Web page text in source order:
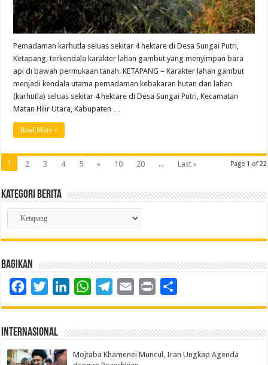
Pemadaman karhutla seluas sekitar 4 hektare di Desa Sungai Putri,
Ketapang, terkendala karakter lahan gambut yang menyimpan bara
api di bawah permukaan tanah. KETAPANG – Karakter lahan gambut
menjadi kendala utama pemadaman kebakaran hutan dan lahan
(karhutla) seluas sekitar 4 hektare di Desa Sungai Putri, Kecamatan
Matan Hilir Utara, Kabupaten …
Read More »
Page 1 of 22
1 2 3 4 5 » 10 20 ... Last »
Kategori Berita
Kategori
Berita
Bagikan
FacebookTwitterLinkedInWhatsAppTelegram
Email Print
Internasional
Mojtaba Khamenei Muncul, Iran Ungkap Agenda